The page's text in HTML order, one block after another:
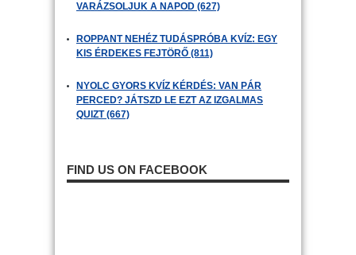
VARÁZSOLJUK A NAPOD (627)
ROPPANT NEHÉZ TUDÁSPRÓBA KVÍZ: EGY
KIS ÉRDEKES FEJTÖRŐ (811)
NYOLC GYORS KVÍZ KÉRDÉS: VAN PÁR
PERCED? JÁTSZD LE EZT AZ IZGALMAS
QUIZT (667)
FIND US ON FACEBOOK